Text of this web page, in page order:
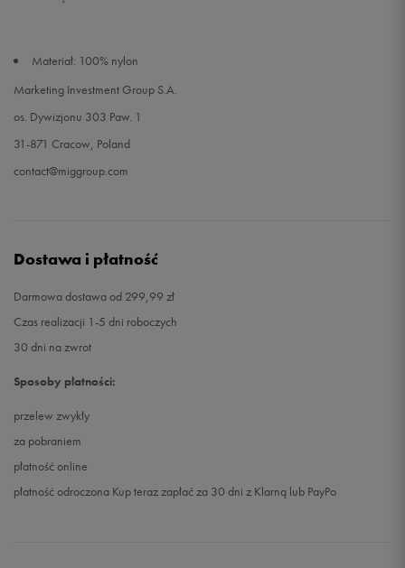
Materiał: 100% nylon
Marketing Investment Group S.A.
os. Dywizjonu 303 Paw. 1
31-871 Cracow, Poland
contact@miggroup.com
Dostawa i płatność
Darmowa dostawa od 299,99 zł
Czas realizacji 1-5 dni roboczych
30 dni na zwrot
Sposoby płatności:
przelew zwykły
za pobraniem
płatność online
płatność odroczona Kup teraz zapłać za 30 dni z Klarną lub PayPo